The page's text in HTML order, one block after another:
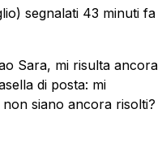
segnalati 43 minuti fa
Sara, mi risulta ancora
di posta: mi
siano ancora risolti?